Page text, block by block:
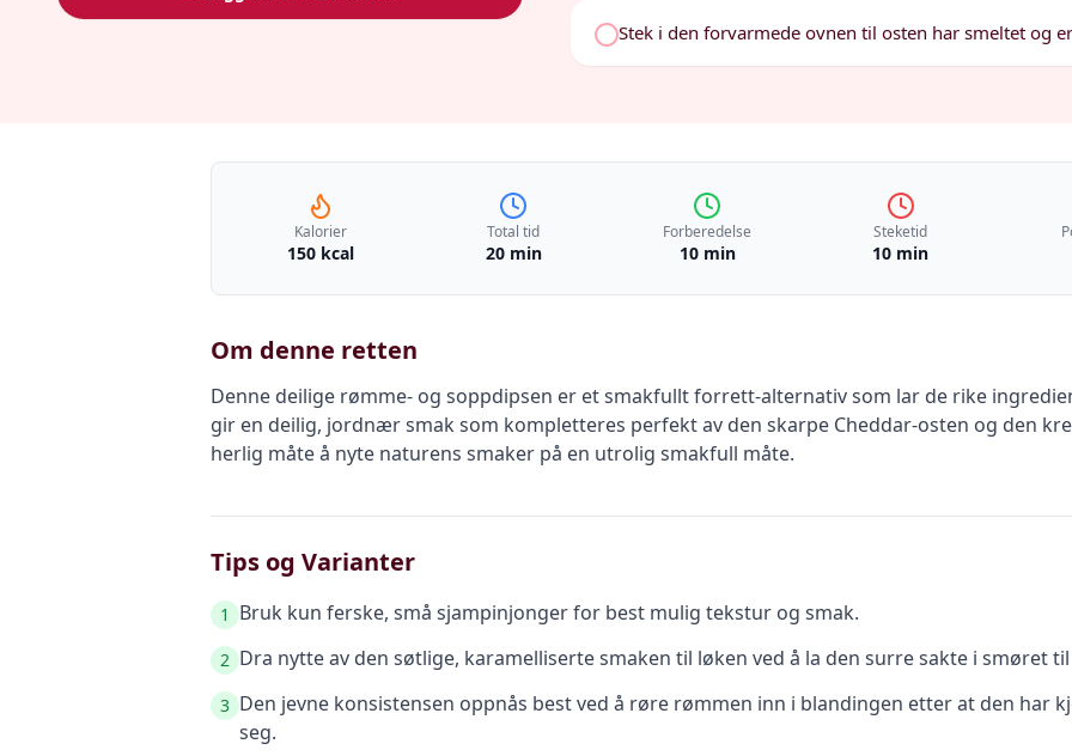
Stek i den forvarmede ovnen til osten har smeltet og
Kalorier
150 kcal
Total tid
20 min
Forberedelse
10 min
Steketid
10 min
Om denne retten
Denne deilige rømme- og soppdipsen er et smakfullt forrett-alternativ som lar de rike
gir en deilig, jordnær smak som kompletteres perfekt av den skarpe Cheddar-osten og den
herlig måte å nyte naturens smaker på en utrolig smakfull måte.
Tips og Varianter
1 Bruk kun ferske, små sjampinjonger for best mulig tekstur og smak.
2 Dra nytte av den søtlige, karamelliserte smaken til løken ved å la den surre sakte i smøret
3 Den jevne konsistensen oppnås best ved å røre rømmen inn i blandingen etter at den har
seg.